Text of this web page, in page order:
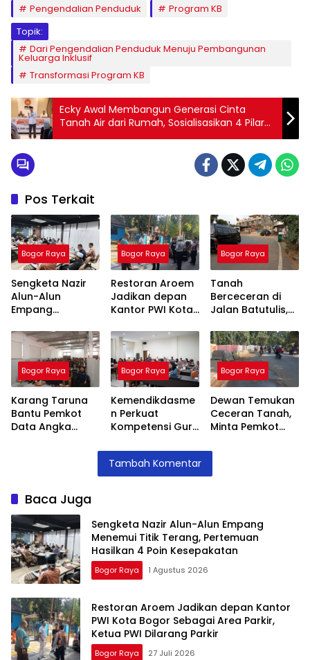
Pengendalian Penduduk
Program KB
Topik:
Dari Pengendalian Penduduk Menuju Pembangunan
Keluarga Inklusif
Transformasi Program KB
Ecky Awal Membangun Generasi Cinta
Tanah Air dari Rumah, Sosialisasikan 4 Pilar
MPR RI
Pos Terkait
Bogor Raya
Sengketa Nazir
Alun-Alun
Empang
Terang,
Pertemuan
Hasilkan 4 Poin
Kesepakatan
Bogor Raya
Restoran Aroem
Jadikan depan
Kantor PWI Kota
Area Parkir,
Ketua PWI
Dilarang Parkir
Bogor Raya
Tanah
Berceceran di
Jalan Batutulis,
Teguran Tertulis
Pada Kontraktor
Bogor Raya
Karang Taruna
Bantu Pemkot
Data Angka
Bogor Raya
Kemendikdasme
n Perkuat
Kompetensi Guru
Lalubi Untuk
Apresiasi ABK
Bogor Raya
Dewan Temukan
Ceceran Tanah,
Minta Pemkot
Trase Baru
Tambah Komentar
Baca Juga
Sengketa Nazir Alun-Alun Empang
Menemui Titik Terang, Pertemuan
Hasilkan 4 Poin Kesepakatan
Bogor Raya 1 Agustus 2026
Restoran Aroem Jadikan depan Kantor
PWI Kota Bogor Sebagai Area Parkir,
Ketua PWI Dilarang Parkir
Bogor Raya 27 Juli 2026